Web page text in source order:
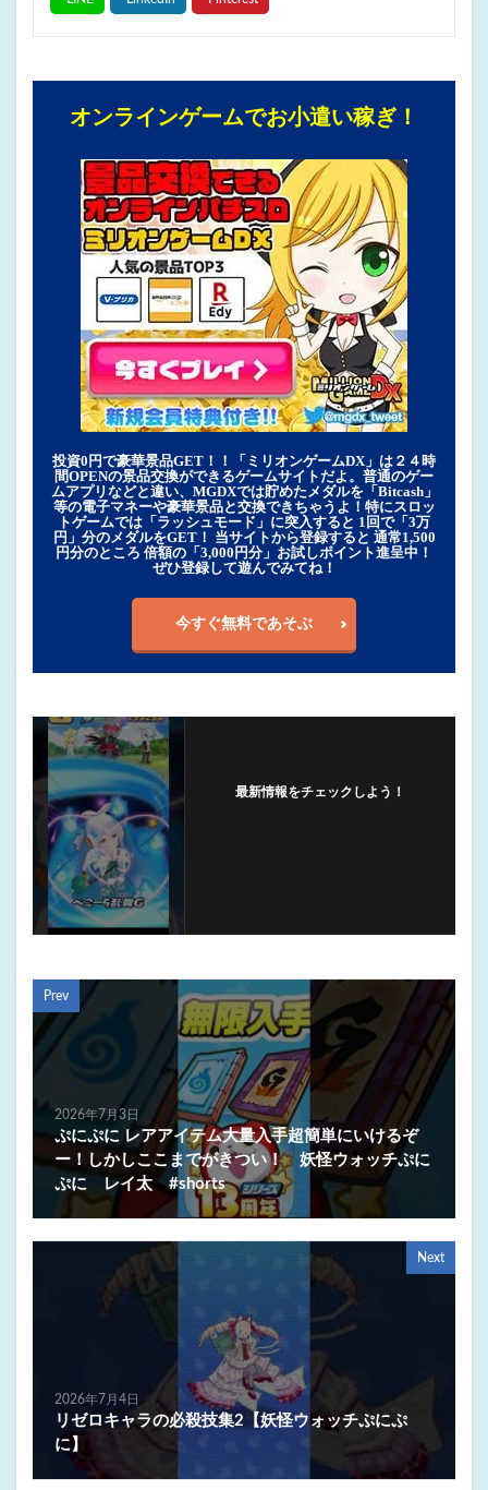
オンラインゲームでお小遣い稼ぎ！
投資0円で豪華景品GET！！「ミリオンゲームDX」は２４時
間OPENの景品交換ができるゲームサイトだよ。普通のゲー
ムアプリなどと違い、MGDXでは貯めたメダルを「Bitcash」
等の電子マネーや豪華景品と交換できちゃうよ！特にスロッ
トゲームでは「ラッシュモード」に突入すると 1回で「3万
円」分のメダルをGET！ 当サイトから登録すると 通常1,500
円分のところ 倍額の「3,000円分」お試しポイント進呈中！
ぜひ登録して遊んでみてね！
今すぐ無料であそぶ
最新情報をチェックしよう！
Prev
2026年7月3日
ぷにぷに レアアイテム大量入手超簡単にいけるぞ
ー！しかしここまでがきつい！ 妖怪ウォッチぷに
ぷに レイ太 #shorts
Next
2026年7月4日
リゼロキャラの必殺技集2【妖怪ウォッチぷにぷ
に】